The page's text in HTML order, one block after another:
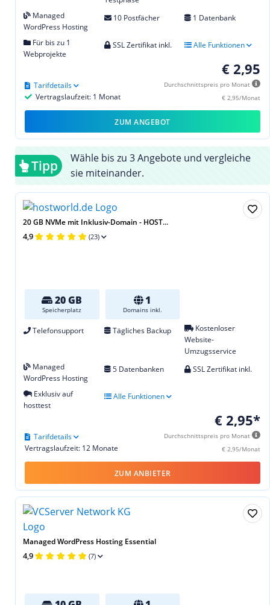
Managed
WordPress Hosting
10 Postfächer 1 Datenbank
Für bis zu 1
Webprojekte
SSL Zertifikat inkl. Alle Funktionen
€ 2,95
Durchschnittspreis pro Monat
€ 2,95/Monat
Vertragslaufzeit: 1 Monat
Tarifdetails
ZUM ANGEBOT
Tipp
Wähle bis zu 3 Angebote und vergleiche
sie miteinander.
20 GB NVMe mit Inklusiv-Domain - HOST...
4,9 (23)
20 GB
Speicherplatz
1
Domains inkl.
Telefonsupport Tägliches Backup
Kostenloser
Website-
Umzugsservice
Managed
WordPress Hosting
5 Datenbanken SSL Zertifikat inkl.
Exklusiv auf
hosttest
Alle Funktionen
€ 2,95*
Durchschnittspreis pro Monat
€ 2,95/Monat
Vertragslaufzeit: 12 Monate
Tarifdetails
ZUM ANBIETER
Managed WordPress Hosting Essential
4,9 (7)